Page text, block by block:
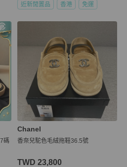
近新閒置品 香港 免運
Chanel
香奈兒駝色毛絨拖鞋36.5號
TWD 23,800